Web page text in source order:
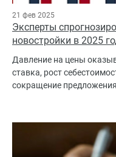
21 фев 2025
Эксперты
новостройки в 2025
Давление на цены
ставка, рост
сокращение